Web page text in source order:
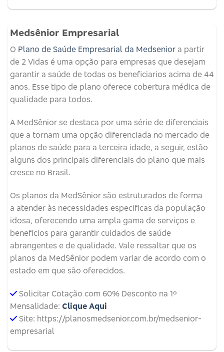
Medsênior Empresarial
O Plano de Saúde Empresarial da Medsenior a partir
de 2 Vidas é uma opção para empresas que desejam
garantir a saúde de todas os beneficiarios acima de 44
anos. Esse tipo de plano oferece cobertura médica de
qualidade para todos.
A MedSênior se destaca por uma série de diferenciais
que a tornam uma opção diferenciada no mercado de
planos de saúde para a terceira idade, a seguir, estão
alguns dos principais diferenciais do plano que mais
cresce no Brasil.
Os planos da MedSênior são estruturados de forma
a atender às necessidades específicas da população
idosa, oferecendo uma ampla gama de serviços e
benefícios para garantir cuidados de saúde
abrangentes e de qualidade. Vale ressaltar que os
planos da MedSênior podem variar de acordo com o
estado em que são oferecidos.
Solicitar Cotação com 60% Desconto na 1º
Mensalidade: Clique Aqui
Site: https://planosmedsenior.com.br/medsenior-
empresarial